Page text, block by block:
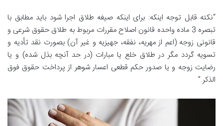
“نکته قابل توجه اینکه: برای اینکه صیغه طلاق اجرا شود باید مطابق با
تبصره 3 ماده واحده قانون اصلاح مقررات مربوط به طلاق حقوق شرعی و
قانونی زوجه (اعم از مهریه، نفقه، جهیزیه و غیر آن) بصورت نقد تأدیه و
تسویه گردد مگر در طلاق خلع یا مبارات (در حد آنچه بذل شده) و یا
رضایت زوجه و یا صدور حکم قطعی اعسار شوهر از پرداخت حقوق فوق
الذکر.”